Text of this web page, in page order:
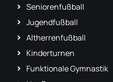
Seniorenfußball
Jugendfußball
Altherrenfußball
Kinderturnen
Funktionale Gymnastik